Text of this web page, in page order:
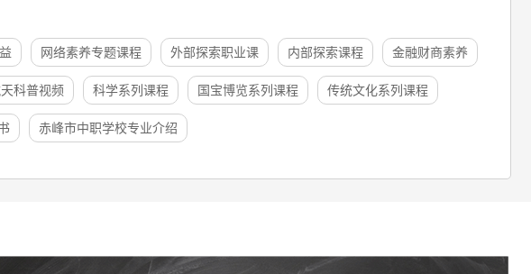
网络素养专题课程 外部探索职业课 内部探索课程 金融财商素养
科普视频 科学系列课程 国宝博览系列课程 传统文化系列课程
赤峰市中职学校专业介绍